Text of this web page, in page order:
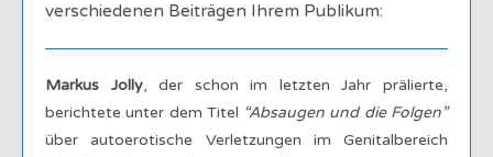
verschiedenen Beiträgen Ihrem Publikum:
Markus Jolly, der schon im letzten Jahr prälierte,
berichtete unter dem Titel “Absaugen und die Folgen”
über autoerotische Verletzungen im Genitalbereich